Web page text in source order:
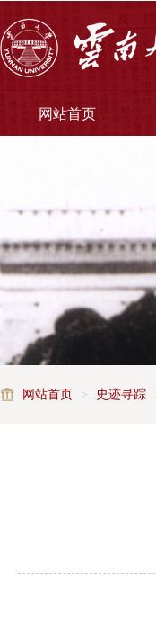
网站首页
网站首页 > 史迹寻踪